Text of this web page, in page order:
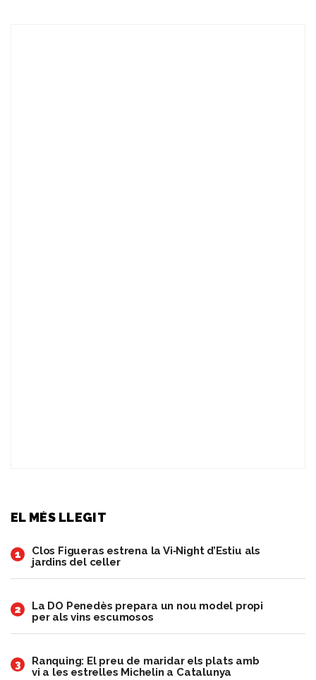
EL MÉS LLEGIT
1
Clos Figueras estrena la Vi‑Night d’Estiu als
jardins del celler
2
​La DO Penedès prepara un nou model propi
per als vins escumosos
3
Ranquing: El preu de maridar els plats amb
vi a les estrelles Michelin a Catalunya